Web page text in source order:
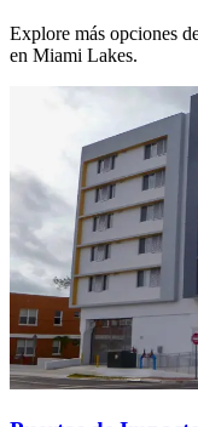
Explore más opciones
en Miami Lakes.